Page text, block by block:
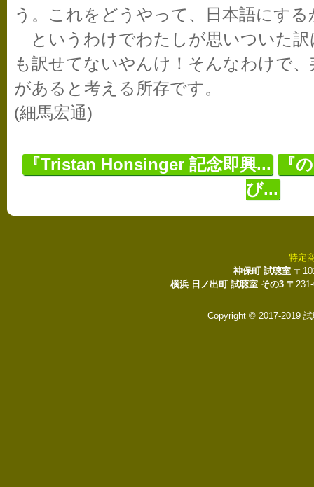
う。これをどうやって、日本語にする
というわけでわたしが思いついた訳
も訳せてないやんけ！そんなわけで
があると考える所存です。
(細馬宏通)
『Tristan Honsinger 記念即興...
『
び...
特定
神保町 試聴室 〒
横浜 日ノ出町 試聴室 その3 〒
Copyright © 2017-2019